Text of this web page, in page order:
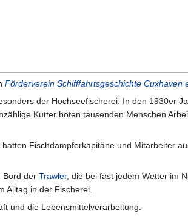
Förderverein Schifffahrtsgeschichte Cuxhaven
der Hochseefischerei. In den 1930er
Kutter boten tausenden Menschen
Fischdampferkapitäne und Mitarbeiter
Bord der Trawler, die bei fast jedem Wetter im
Alltag in der Fischerei.
und die Lebensmittelverarbeitung.